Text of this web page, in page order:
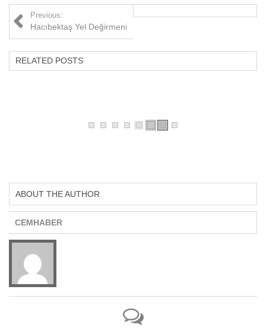
Previous:
Hacıbektaş Yel Değirmeni
RELATED POSTS
ABOUT THE AUTHOR
CEMHABER